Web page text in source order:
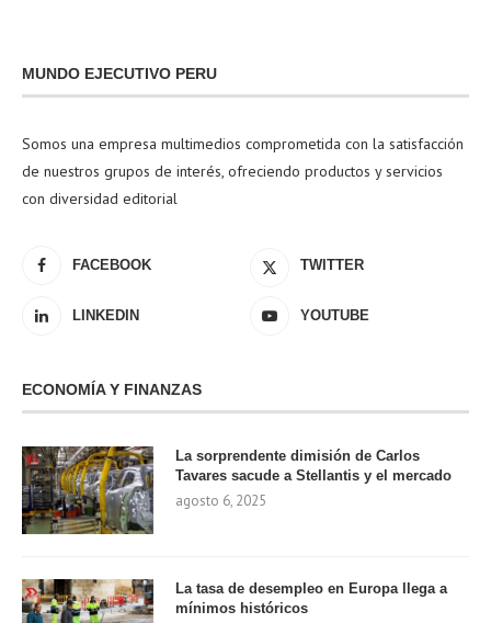
MUNDO EJECUTIVO PERU
Somos una empresa multimedios comprometida con la satisfacción
de nuestros grupos de interés, ofreciendo productos y servicios
con diversidad editorial
FACEBOOK TWITTER
LINKEDIN YOUTUBE
ECONOMÍA Y FINANZAS
La sorprendente dimisión de Carlos
Tavares sacude a Stellantis y el mercado
agosto 6, 2025
La tasa de desempleo en Europa llega a
mínimos históricos